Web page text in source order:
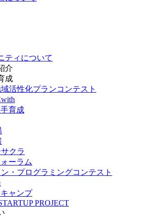
ティについて
介
成
活性化プランコンテスト
育成
クラ
ーラム
・プログラミングコンテスト
ャンプ
PROJECT